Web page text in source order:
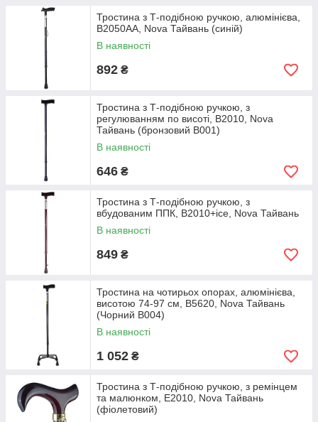
Тростина з Т-подібною ручкою, алюмінієва,
B2050AA, Nova Тайвань (синій)
В наявності
892 ₴
Тростина з Т-подібною ручкою, з
регулюванням по висоті, B2010, Nova
Тайвань (бронзовий В001)
В наявності
646 ₴
Тростина з Т-подібною ручкою, з
вбудованим ППК, B2010+ice, Nova Тайвань
В наявності
849 ₴
Тростина на чотирьох опорах, алюмінієва,
висотою 74-97 см, B5620, Nova Тайвань
(Чорний В004)
В наявності
1 052 ₴
Тростина з Т-подібною ручкою, з ремінцем
та малюнком, Е2010, Nova Тайвань
(фіолетовий)